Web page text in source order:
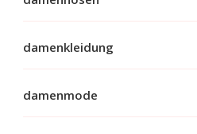
damenkleidung
damenmode